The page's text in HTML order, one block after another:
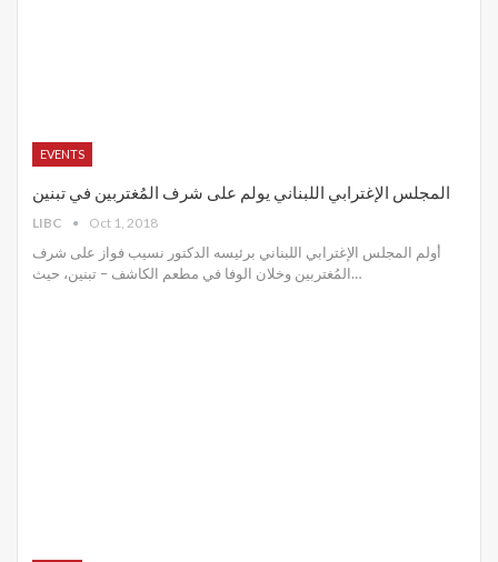
EVENTS
المجلس الإغترابي اللبناني يولم على شرف المُغتربين في تبنين
LIBC Oct 1, 2018
أولم المجلس الإغترابي اللبناني برئيسه الدكتور نسيب فواز على شرف
المُغتربين وخلان الوفا في مطعم الكاشف – تبنين، حيث…